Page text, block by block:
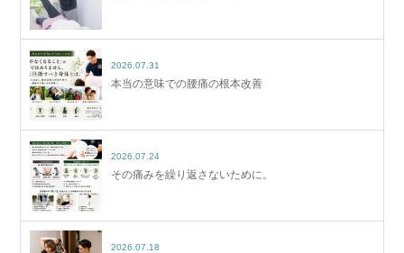
2026.07.31
本当の意味での腰痛の根本改善
2026.07.24
その痛みを繰り返さないために。
2026.07.18